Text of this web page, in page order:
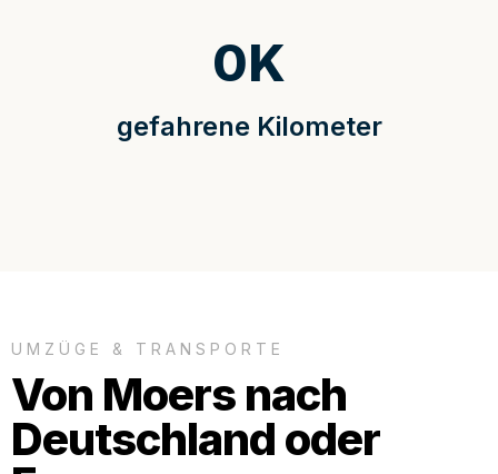
gefahrene Kilometer
0K
UMZÜGE & TRANSPORTE
Von Moers nach
Deutschland oder